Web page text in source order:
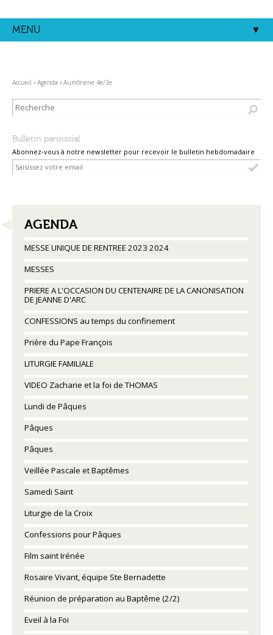
contenu.
|
MENU
Accueil › Agenda › Aumônerie 4e/3e
Bulletin paroissial
Abonnez-vous à notre newsletter pour recevoir le bulletin hebdomadaire
NAVIGATION
AGENDA
MESSE UNIQUE DE RENTREE 2023 2024
MESSES
PRIERE A L'OCCASION DU CENTENAIRE DE LA CANONISATION
DE JEANNE D'ARC
CONFESSIONS au temps du confinement
Prière du Pape François
LITURGIE FAMILIALE
VIDEO Zacharie et la foi de THOMAS
Lundi de Pâques
Pâques
Pâques
Veillée Pascale et Baptêmes
Samedi Saint
Liturgie de la Croix
Confessions pour Pâques
Film saint Irénée
Rosaire Vivant, équipe Ste Bernadette
Réunion de préparation au Baptême (2/2)
Eveil à la Foi